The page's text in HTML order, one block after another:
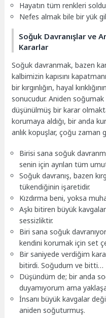
Hayatın tüm renkleri
Nefes almak bile bir yük
Soğuk Davranışlar ve
Kararlar
Soğuk davranmak, bazen
kalbimizin kapısını
bir kırgınlığın, hayal
sonucudur. Aniden soğumak
düşünülmüş bir karar
korumaya aldığı, bir anda
anlık kopuşlar, çoğu zaman
Birisi sana soğuk
senin için ayrılan tüm
Soğuk davranış, bazen
tükendiğinin işaretidir.
Kızdırma beni, yoksa
Aşkı bitiren büyük
sessizliktir.
Biri sana soğuk
kendini korumak için set
Bir saniyede verdiğim
bitirdi. Soğudum ve bitti…
Düşündüm de; bir anda
duyamıyorum ama
İnsanı büyük kavgalar
aniden soğuturmuş.